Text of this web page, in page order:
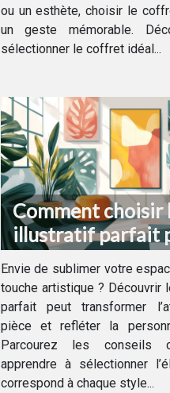
ou un esthète, choisir le
un geste mémorable.
sélectionner le coffret idéal...
Comment choisir
illustratif parfait
décoration
Envie de sublimer votre
touche artistique ? Découvrir
parfait peut transformer
pièce et refléter la
Parcourez les conseils
apprendre à sélectionner
correspond à chaque style...